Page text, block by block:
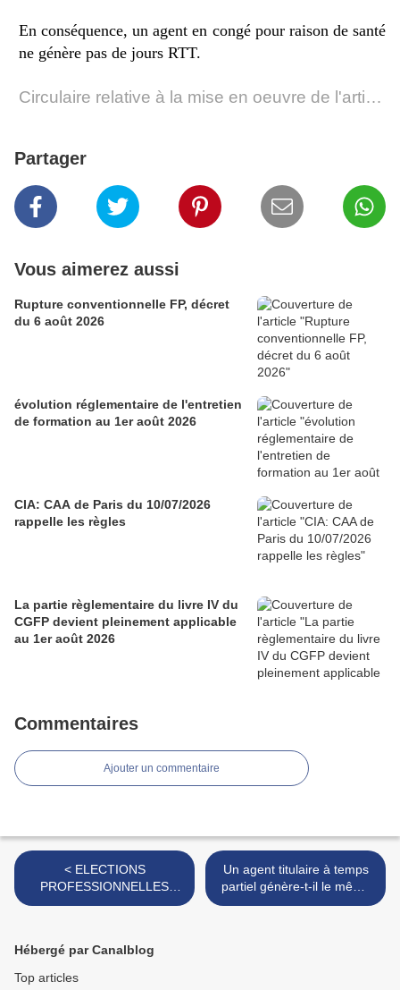
En conséquence, un agent en congé pour raison de santé
ne génère pas de jours RTT.
Circulaire relative à la mise en oeuvre de l'article 115 de la loi n°2010-1657 du 29 décembre 2010 de finances pour 2011.
Partager
Vous aimerez aussi
Rupture conventionnelle FP, décret
du 6 août 2026
évolution réglementaire de l'entretien
de formation au 1er août 2026
CIA: CAA de Paris du 10/07/2026
rappelle les règles
La partie règlementaire du livre IV du
CGFP devient pleinement applicable
au 1er août 2026
Commentaires
Ajouter un commentaire
< ELECTIONS
PROFESSIONNELLES
2022: une communauté de
Un agent titulaire à temps
partiel génère-t-il le même
nombre de jours ARTT
Hébergé par Canalblog
Top articles